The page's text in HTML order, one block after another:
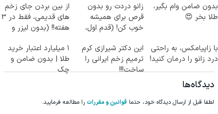
بدون ضامن وام بگیر،
طلا بخر 😍
زانو دردت رو بدون
قرص برای همیشه
خوب کن! (قدم اول،
از بین بردن جای زخم
های قدیمی، فقط در 3
هفته!! (بدون لیزر و
با زاپیامکس، به راحتی
درد زانو را درمان کنید!
این دکتر شیرازی کرم
ترمیم زخم ایرانی را
ساخت!!!
۱ میلیارد اعتبار خرید
طلا | بدون ضامن و
چک
دیدگاه‌ها
لطفا قبل از ارسال دیدگاه خود، حتما قوانین و مقررات را مطالعه فرمایید.